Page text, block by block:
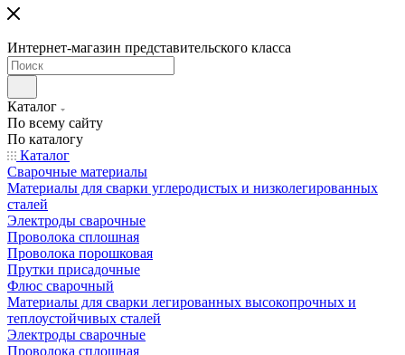
Интернет-магазин представительского класса
Каталог
По всему сайту
По каталогу
Каталог
Сварочные материалы
Материалы для сварки углеродистых и низколегированных
сталей
Электроды сварочные
Проволока сплошная
Проволока порошковая
Прутки присадочные
Флюс сварочный
Материалы для сварки легированных высокопрочных и
теплоустойчивых сталей
Электроды сварочные
Проволока сплошная